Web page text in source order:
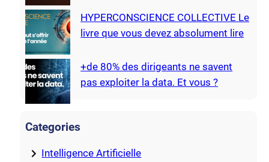
HYPERCONSCIENCE COLLECTIVE Le
livre que vous devez absolument lire
+de 80% des dirigeants ne savent
pas exploiter la data. Et vous ?
Categories
Intelligence Artificielle